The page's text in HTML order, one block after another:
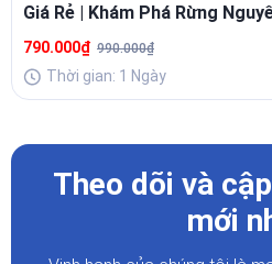
Giá Rẻ | Khám Phá Rừng
Sinh, Gành Dầu, Grand World
790.000₫ 990.000₫
Thời gian: 1 Ngày
Theo dõi và
mới